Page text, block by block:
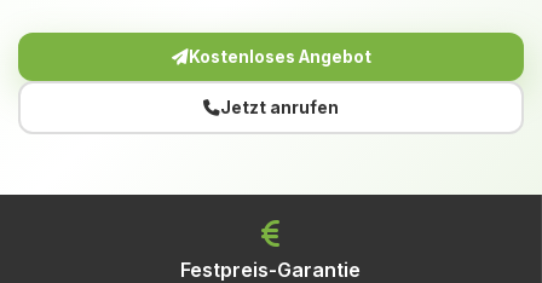
Kostenloses Angebot
Jetzt anrufen
Festpreis-Garantie